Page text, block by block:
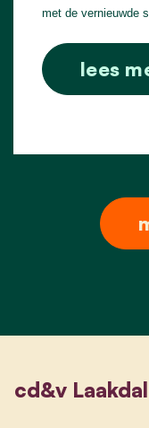
met de vernieuwde
lees
cd&v Laakdal